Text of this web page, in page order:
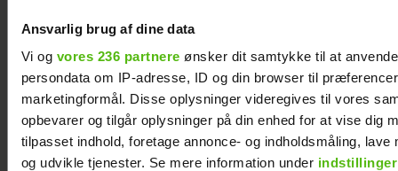
Ansvarlig brug af dine data
Vi og vores 236 partnere ønsker dit samtykke til at
persondata om IP-adresse, ID og din browser til
marketingformål. Disse oplysninger videregives til vores
opbevarer og tilgår oplysninger på din enhed for at vise dig
tilpasset indhold, foretage annonce- og indholdsmåling, lave
og udvikle tjenester. Se mere information under indstillinger
2024. Foto: Privat